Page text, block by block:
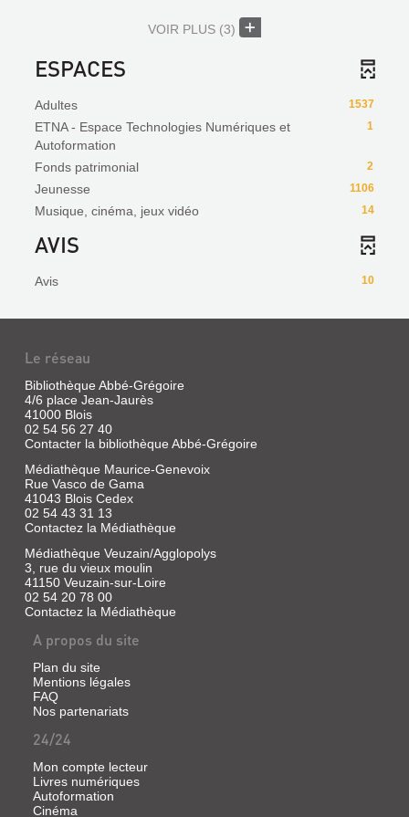
VOIR PLUS (3)
ESPACES
1537
Adultes
1
ETNA - Espace Technologies Numériques et
Autoformation
2
Fonds patrimonial
1106
Jeunesse
14
Musique, cinéma, jeux vidéo
AVIS
10
Avis
Le réseau
Bibliothèque Abbé-Grégoire
4/6 place Jean-Jaurès
41000 Blois
02 54 56 27 40
Contacter la bibliothèque Abbé-Grégoire
Médiathèque Maurice-Genevoix
Rue Vasco de Gama
41043 Blois Cedex
02 54 43 31 13
Contactez la Médiathèque
Médiathèque Veuzain/Agglopolys
3, rue du vieux moulin
41150 Veuzain-sur-Loire
02 54 20 78 00
Contactez la Médiathèque
A propos du site
Plan du site
Mentions légales
FAQ
Nos partenariats
24/24
Mon compte lecteur
Livres numériques
Autoformation
Cinéma